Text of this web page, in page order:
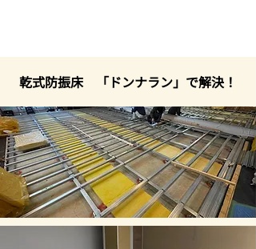
乾式防振床 「ドンナラン」で解決！